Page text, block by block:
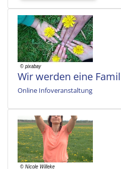
Wir werden eine
Online Infoveranstaltung